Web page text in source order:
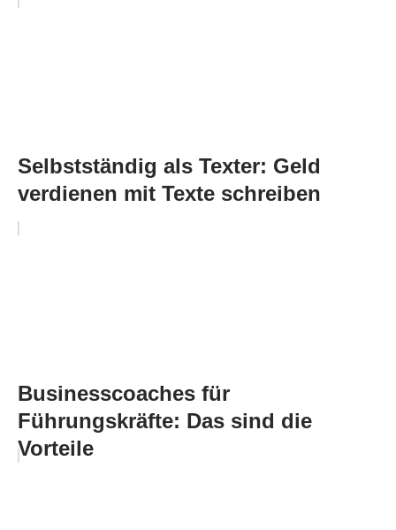
Selbstständig als Texter: Geld
verdienen mit Texte schreiben
Businesscoaches für
Führungskräfte: Das sind die
Vorteile